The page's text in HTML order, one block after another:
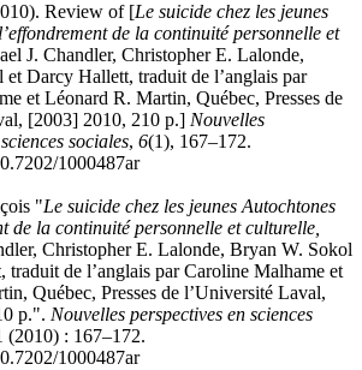
Review of [Le suicide chez les jeunes
de la continuité personnelle et
J. Chandler, Christopher E. Lalonde,
Darcy Hallett, traduit de l’anglais par
et Léonard R. Martin, Québec, Presses de
[2003] 2010, 210 p.] Nouvelles
sociales, 6(1), 167–172.
1000487ar
"Le suicide chez les jeunes Autochtones
de la continuité personnelle et culturelle,
Christopher E. Lalonde, Bryan W. Sokol
traduit de l’anglais par Caroline Malhame et
Québec, Presses de l’Université Laval,
p.". Nouvelles perspectives en sciences
(2010) : 167–172.
1000487ar